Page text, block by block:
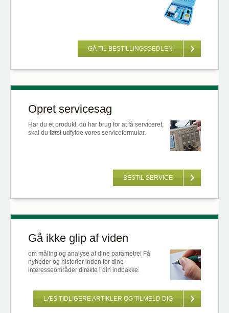
GÅ TIL BESTILLINGSSEDLEN
Opret servicesag
Har du et produkt, du har brug for at få serviceret,
skal du først udfylde vores serviceformular.
BESTIL SERVICE
Gå ikke glip af viden
om måling og analyse af dine parametre! Få
nyheder og historier inden for dine
interesseområder direkte i din indbakke.
LÆS TIDLIGERE ARTIKLER OG TILMELD DIG